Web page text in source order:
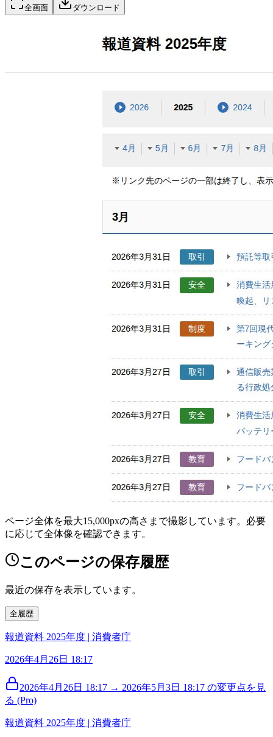
全画面 ダウンロード
ページ全体を最大15,000pxの高さまで撮影しています。必要
に応じて全体像を確認できます。
このページの保存履歴
最近の保存を表示しています。
全履歴
報道資料 2025年度 | 消費者庁
2026年4月26日 18:17
2026年4月26日 18:17 → 2026年5月3日 18:17 の変更点を見
る (Pro)
報道資料 2025年度 | 消費者庁